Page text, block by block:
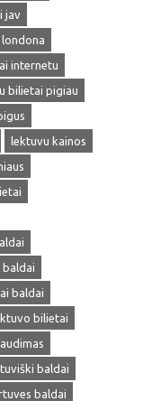
jav
internetu
bilietai pigiau
lektuvu kainos
baldai
baldai
bilietai
baldai
baldai